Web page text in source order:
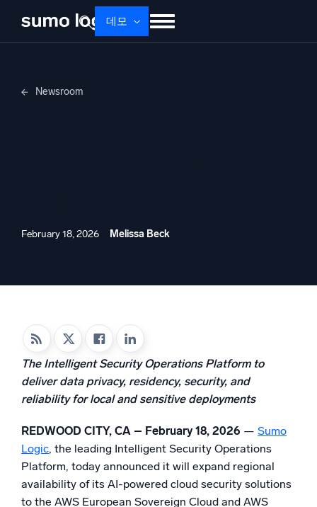
데모
회사 소개
모니터링, 문제 해결, 자동화 및 방어
지능형 보안 운영
SIEM
위협을 더 빠르게 발견하고 더 똑똑하게 대응
보안을 위한 로그
강력한 로그 가시성으로 클라우드 보안 강화
동적 가시성
Newsroom
February 18, 2026 Melissa Beck
The Intelligent Security Operations Platform to
deliver data privacy, residency, security, and
reliability for local and sensitive deployments
REDWOOD CITY, CA – February 18, 2026 — Sumo
Logic, the leading Intelligent Security Operations
Platform, today announced it will expand regional
availability of its AI-powered cloud security solutions
to the AWS European Sovereign Cloud and AWS